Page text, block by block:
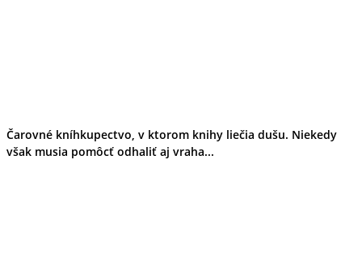
Čarovné kníhkupectvo, v ktorom knihy liečia dušu. Niekedy
však musia pomôcť odhaliť aj vraha...